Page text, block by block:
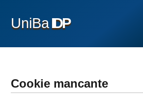
UniBaIDP
Cookie mancante